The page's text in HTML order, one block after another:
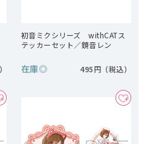
初音ミクシリーズ withCATス
テッカーセット／鏡音レン
在庫◎ 495円